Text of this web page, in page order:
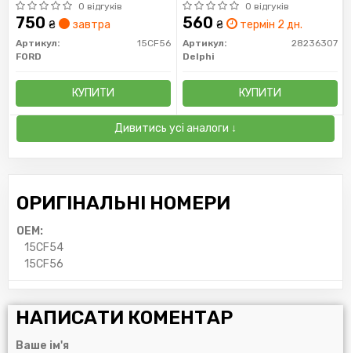
0 відгуків
750 ₴ завтра
Артикул:
15CF56
FORD
КУПИТИ
0 відгуків
560 ₴ термін 2 дн.
Артикул:
28236307
Delphi
КУПИТИ
Дивитись усі аналоги ↓
ОРИГІНАЛЬНІ НОМЕРИ
OEM:
15CF54
15CF56
НАПИСАТИ КОМЕНТАР
Ваше ім'я